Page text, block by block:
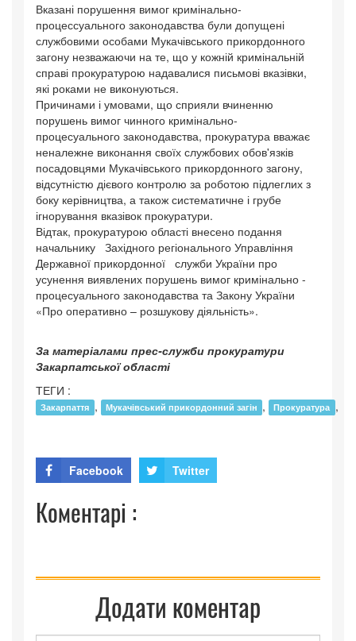
Вказані порушення вимог кримінально-
процессуального законодавства були допущені
службовими особами Мукачівського прикордонного
загону незважаючи на те, що у кожній кримінальній
справі прокуратурою надавалися письмові вказівки,
які роками не виконуються.
Причинами і умовами, що сприяли вчиненню
порушень вимог чинного кримінально-
процесуального законодавства, прокуратура вважає
неналежне виконання своїх службових обов'язків
посадовцями Мукачівського прикордонного загону,
відсутністю дієвого контролю за роботою підлеглих з
боку керівництва, а також систематичне і грубе
ігнорування вказівок прокуратури.
Відтак, прокуратурою області внесено подання
начальнику Західного регіонального Управління
Державної прикордонної служби України про
усунення виявлених порушень вимог кримінально -
процесуального законодавства та Закону України
«Про оперативно – розшукову діяльність».
За матеріалами прес-служби прокуратури
Закарпатської області
ТЕГИ :
Закарпаття , Мукачівський прикордонний загін , Прокуратура ,
Facebook Twitter
Коментарі :
Додати коментар